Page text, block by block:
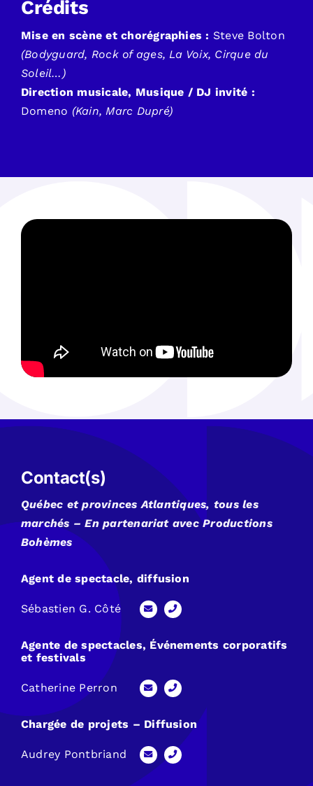
Crédits
Mise en scène et chorégraphies : Steve Bolton
(Bodyguard, Rock of ages, La Voix, Cirque du
Soleil…)
Direction musicale, Musique / DJ invité :
Domeno (Kain, Marc Dupré)
Contact(s)
Québec et provinces Atlantiques, tous les
marchés – En partenariat avec Productions
Bohèmes
Agent de spectacle, diffusion
Sébastien G. Côté
Agente de spectacles, Événements corporatifs
et festivals
Catherine Perron
Chargée de projets – Diffusion
Audrey Pontbriand